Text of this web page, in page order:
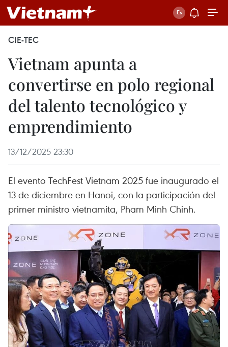
CIE-TEC
Vietnam apunta a
convertirse en polo regional
del talento tecnológico y
emprendimiento
13/12/2025 23:30
El evento TechFest Vietnam 2025 fue inaugurado el
13 de diciembre en Hanoi, con la participación del
primer ministro vietnamita, Pham Minh Chinh.